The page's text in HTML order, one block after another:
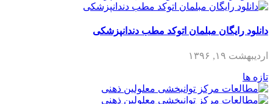
دانلود رایگان مبلمان اتوکد مطب دندانپزشکی
اردیبهشت ۱۹, ۱۳۹۶
تازه ها